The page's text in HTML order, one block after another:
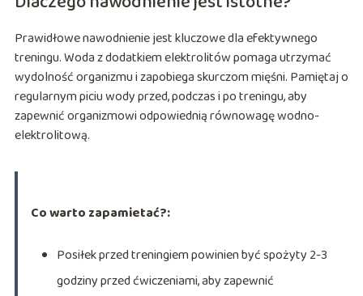
Prawidłowe nawodnienie jest kluczowe dla efektywnego
treningu. Woda z dodatkiem elektrolitów pomaga utrzymać
wydolność organizmu i zapobiega skurczom mięśni. Pamiętaj o
regularnym piciu wody przed, podczas i po treningu, aby
zapewnić organizmowi odpowiednią równowagę wodno-
elektrolitową.
Co warto zapamietać?:
Posiłek przed treningiem powinien być spożyty 2-3
godziny przed ćwiczeniami, aby zapewnić